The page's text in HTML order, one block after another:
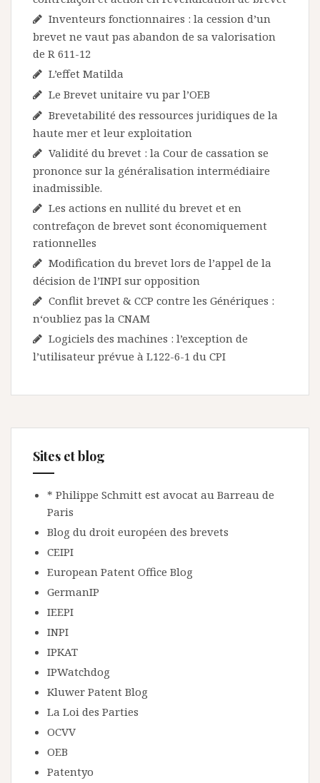
Inventeurs fonctionnaires : la cession d’un
brevet ne vaut pas abandon de sa valorisation
de R 611-12
L’effet Matilda
Le Brevet unitaire vu par l’OEB
Brevetabilité des ressources juridiques de la
haute mer et leur exploitation
Validité du brevet : la Cour de cassation se
prononce sur la généralisation intermédiaire
inadmissible.
Les actions en nullité du brevet et en
contrefaçon de brevet sont économiquement
rationnelles
Modification du brevet lors de l’appel de la
décision de l’INPI sur opposition
Conflit brevet & CCP contre les Génériques :
n‘oubliez pas la CNAM
Logiciels des machines : l’exception de
l’utilisateur prévue à L122-6-1 du CPI
Sites et blog
* Philippe Schmitt est avocat au Barreau de
Paris
Blog du droit européen des brevets
CEIPI
European Patent Office Blog
GermanIP
IEEPI
INPI
IPKAT
IPWatchdog
Kluwer Patent Blog
La Loi des Parties
OCVV
OEB
Patentyo